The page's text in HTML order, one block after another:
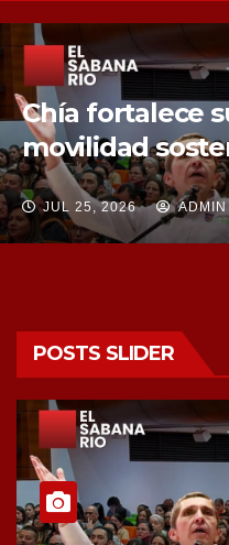
Chía fortalece
fuentes
tres nuevos
JUL 25, 2026 ADMIN
POSTS SLIDER